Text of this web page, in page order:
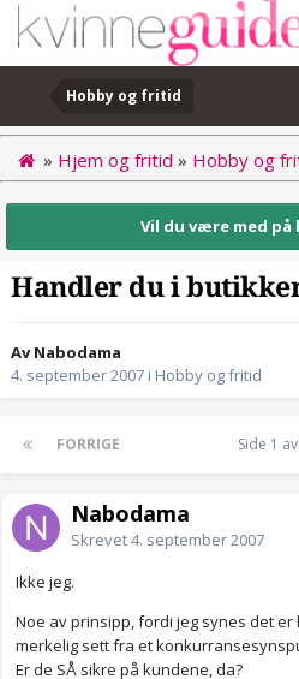
Hobby og fritid
» Hjem og fritid » Hobby og
Vil du være med på
Handler du i
Av Nabodama
4. september 2007 i Hobby og fritid
FORRIGE Side 1
Nabodama
Skrevet4. september 2007
Ikke jeg.
Noe av prinsipp, fordi jeg synes det er
merkelig sett fra et
Er de SÅ sikre på kundene, da?